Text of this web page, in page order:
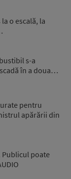
o escală, la
s-a
în a doua…
pentru
apărării din
Publicul poate